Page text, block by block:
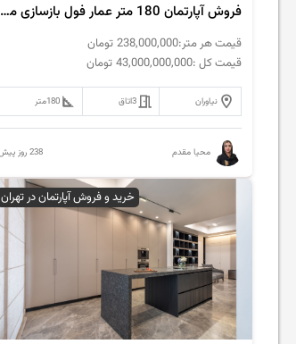
فروش‌ آپارتمان 180 متر عمار فول بازسازی مدرن
قیمت هر متر:238,000,000 تومان
قیمت کل :43,000,000,000 تومان
نیاوران 3اتاق 180متر
محیا مقدم 238 روز پیش
خرید و فروش آپارتمان در تهران